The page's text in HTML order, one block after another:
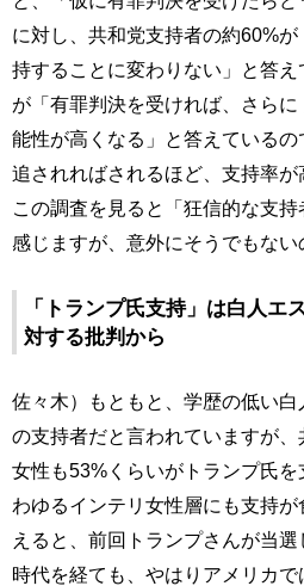
に対し、共和党支持者の約60%
持することに変わりない」と答え
が「有罪判決を受ければ、さら
能性が高くなる」と答えている
追されればされるほど、支持率が
この調査を見ると「狂信的な支
感じますが、意外にそうでもない
「トランプ氏支持」は白人エ
対する批判から
佐々木）もともと、学歴の低い
の支持者だと言われていますが、
女性も53%くらいがトランプ氏
わゆるインテリ女性層にも支持
えると、前回トランプさんが当
時代を経ても、やはりアメリカ